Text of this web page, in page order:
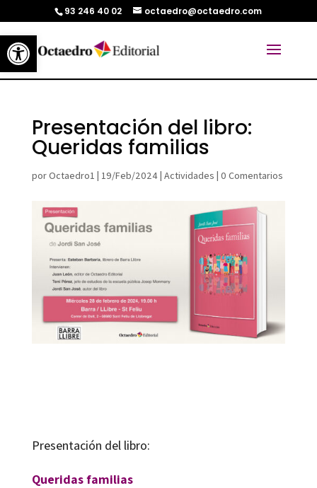
Abrir barra de herramientas
93 246 40 02 octaedro@octaedro.com
Presentación del libro:
Queridas familias
porOctaedro1 | 19/Feb/2024| Actividades | 0 Comentarios
Presentación del libro:
Queridas familias